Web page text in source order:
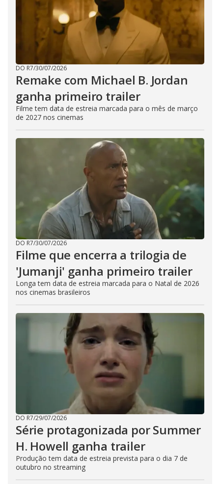
DO R7/30/07/2026
Remake com Michael B. Jordan
ganha primeiro trailer
Filme tem data de estreia marcada para o mês de março
de 2027 nos cinemas
DO R7/30/07/2026
Filme que encerra a trilogia de
'Jumanji' ganha primeiro trailer
Longa tem data de estreia marcada para o Natal de 2026
nos cinemas brasileiros
DO R7/29/07/2026
Série protagonizada por Summer
H. Howell ganha trailer
Produção tem data de estreia prevista para o dia 7 de
outubro no streaming